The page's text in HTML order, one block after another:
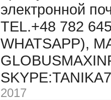
электронной
TEL.+48 782
WHATSAPP),
2017